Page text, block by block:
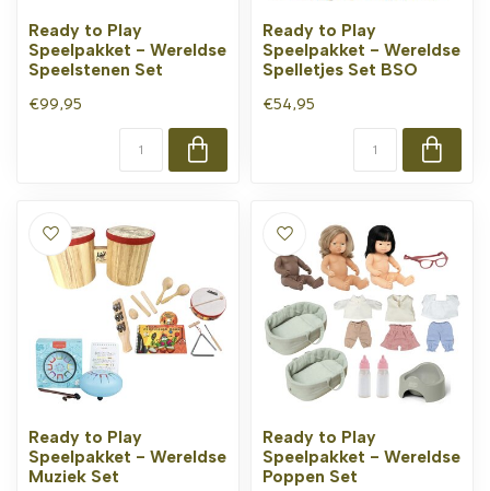
Ready to Play
Speelpakket - Wereldse
Speelstenen Set
€99,95
Ready to Play
Speelpakket - Wereldse
Spelletjes Set BSO
€54,95
Ready to Play
Speelpakket - Wereldse
Muziek Set
Ready to Play
Speelpakket - Wereldse
Poppen Set